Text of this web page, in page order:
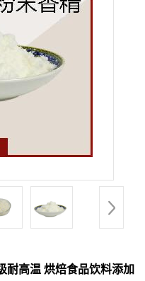
耐高温 烘焙食品饮料添加